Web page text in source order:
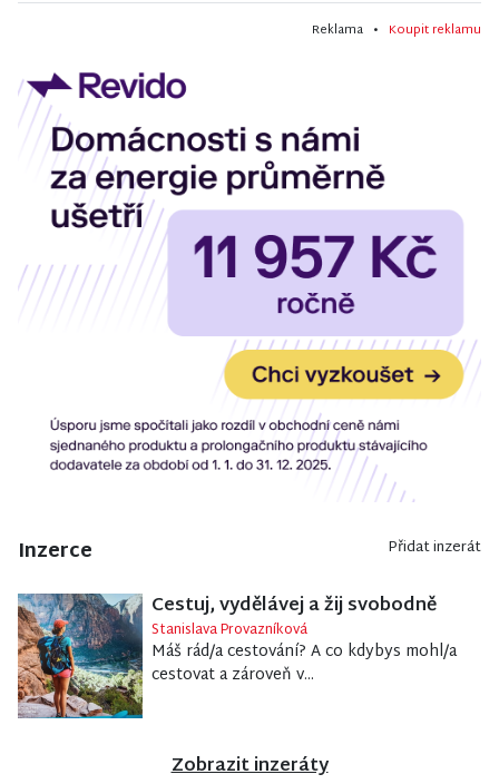
Reklama • Koupit reklamu
Inzerce Přidat inzerát
Cestuj, vydělávej a žij svobodně
Stanislava Provazníková
Máš rád/a cestování? A co kdybys mohl/a
cestovat a zároveň v...
Zobrazit inzeráty